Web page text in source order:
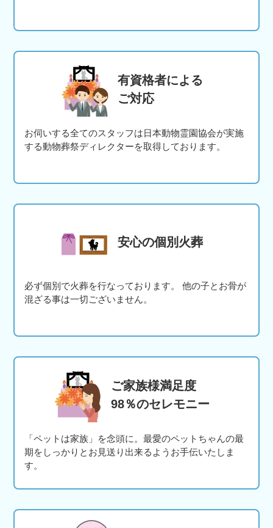
有資格者による
ご対応
お伺いする全てのスタッフは日本動物霊園協会が実施
する動物葬祭ディレクターを取得しております。
安心の個別火葬
必ず個別で火葬を行なっております。 他の子とお骨が
混ざる事は一切ございません。
ご家族様満足度
98％のセレモニー
「ペットは家族」を念頭に。最愛のペットちゃんの最
期をしっかりとお見送り出来るようお手伝いたしま
す。